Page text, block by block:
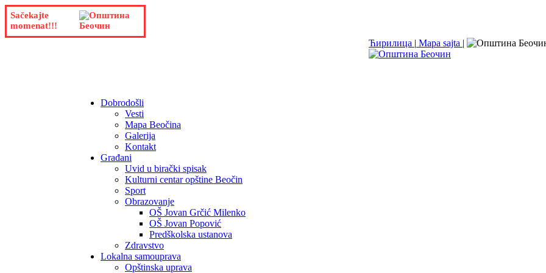
Sačekajte
momenat!!!
Ћирилица | Mapa sajta |
Dobrodošli
Vesti
Mapa Beočina
Galerija
Kontakt
Građani
Uvid u birački spisak
Kulturni centar opštine Beočin
Sport
Obrazovanje
OŠ Jovan Grčić Milenko
OŠ Jovan Popović
Predškolska ustanova
Zdravstvo
Lokalna samouprava
Opštinska uprava